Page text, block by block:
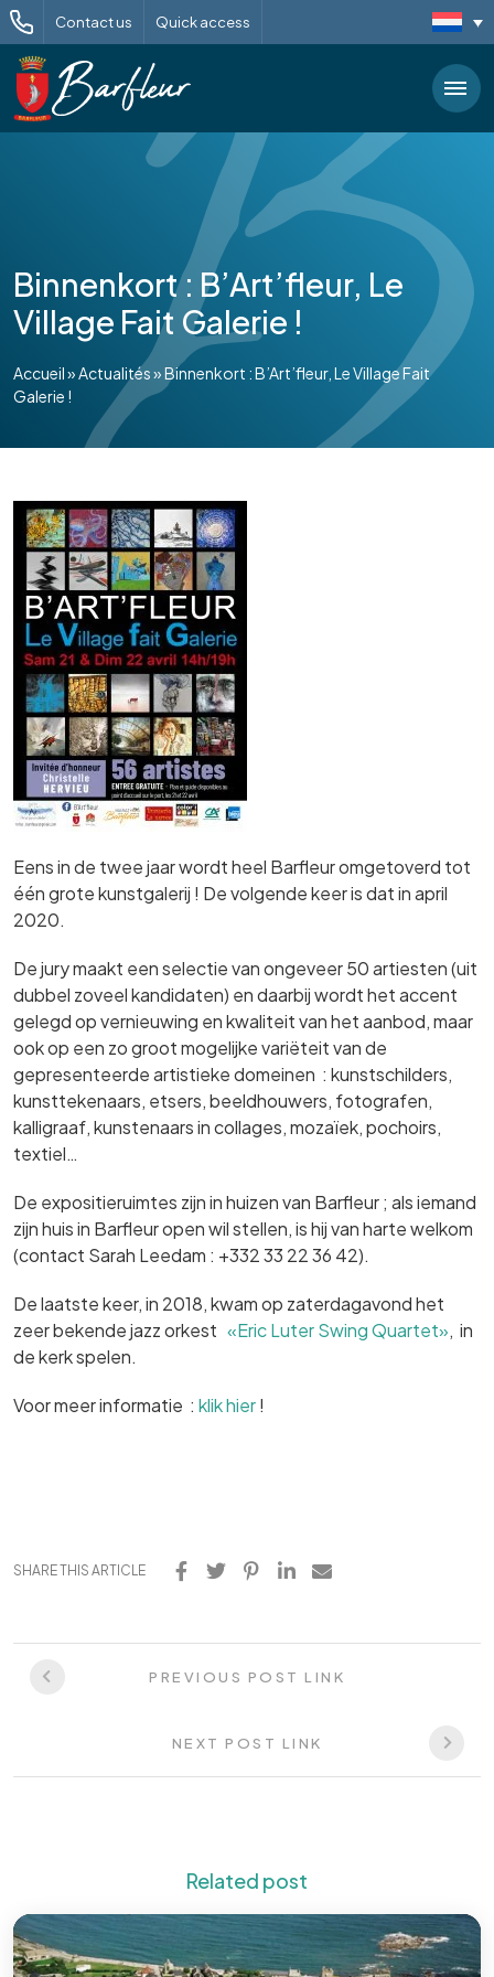
Contact us Quick access
Binnenkort : B’Art’fleur, Le
Village Fait Galerie !
Accueil»Actualités»Binnenkort : B’Art’fleur, Le Village Fait
Galerie !
Eens in de twee jaar wordt heel Barfleur omgetoverd tot
één grote kunstgalerij ! De volgende keer is dat in april
2020.
De jury maakt een selectie van ongeveer 50 artiesten (uit
dubbel zoveel kandidaten) en daarbij wordt het accent
gelegd op vernieuwing en kwaliteit van het aanbod, maar
ook op een zo groot mogelijke variëteit van de
gepresenteerde artistieke domeinen : kunstschilders,
kunsttekenaars, etsers, beeldhouwers, fotografen,
kalligraaf, kunstenaars in collages, mozaïek, pochoirs,
textiel…
De expositieruimtes zijn in huizen van Barfleur ; als iemand
zijn huis in Barfleur open wil stellen, is hij van harte welkom
(contact Sarah Leedam : +332 33 22 36 42).
De laatste keer, in 2018, kwam op zaterdagavond het
zeer bekende jazz orkest «Eric Luter Swing Quartet», in
de kerk spelen.
Voor meer informatie : klik hier!
SHARE THIS ARTICLE
PREVIOUS POST LINK
NEXT POST LINK
Related post